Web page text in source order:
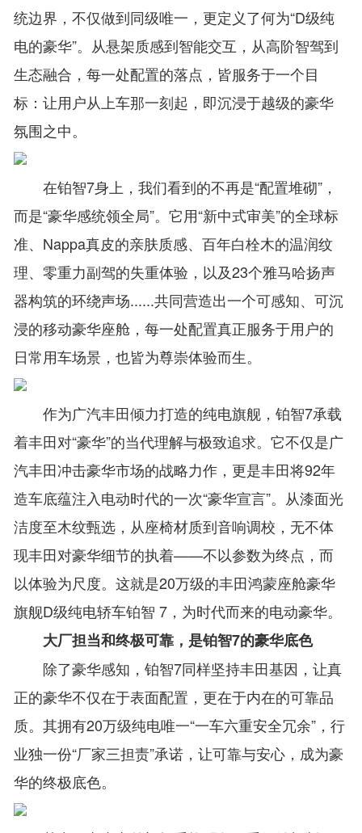
统边界，不仅做到同级唯一，更定义了何为“D级纯
电的豪华”。从悬架质感到智能交互，从高阶智驾到
生态融合，每一处配置的落点，皆服务于一个目
标：让用户从上车那一刻起，即沉浸于越级的豪华
氛围之中。
在铂智7身上，我们看到的不再是“配置堆砌”，
而是“豪华感统领全局”。它用“新中式审美”的全球标
准、Nappa真皮的亲肤质感、百年白栓木的温润纹
理、零重力副驾的失重体验，以及23个雅马哈扬声
器构筑的环绕声场......共同营造出一个可感知、可沉
浸的移动豪华座舱，每一处配置真正服务于用户的
日常用车场景，也皆为尊崇体验而生。
作为广汽丰田倾力打造的纯电旗舰，铂智7承载
着丰田对“豪华”的当代理解与极致追求。它不仅是广
汽丰田冲击豪华市场的战略力作，更是丰田将92年
造车底蕴注入电动时代的一次“豪华宣言”。从漆面光
洁度至木纹甄选，从座椅材质到音响调校，无不体
现丰田对豪华细节的执着——不以参数为终点，而
以体验为尺度。这就是20万级的丰田鸿蒙座舱豪华
旗舰D级纯电轿车铂智 7，为时代而来的电动豪华。
大厂担当和终极可靠，是铂智7的豪华底色
除了豪华感知，铂智7同样坚持丰田基因，让真
正的豪华不仅在于表面配置，更在于内在的可靠品
质。其拥有20万级纯电唯一“一车六重安全冗余”，行
业独一份“厂家三担责”承诺，让可靠与安心，成为豪
华的终极底色。